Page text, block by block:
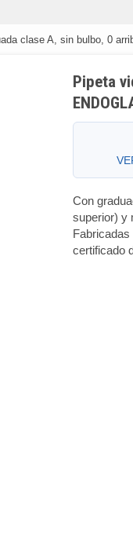
clase A, sin bulbo, 0
Pipeta
Con
superior) y
certificado